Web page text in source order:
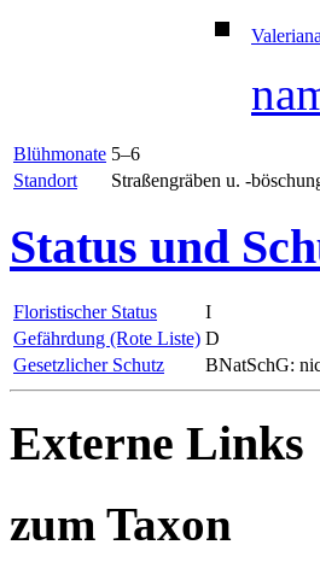
Blühmonate 5–6
Standort
Straßengräben u. -
Status und
Floristischer Status I
Gefährdung (Rote Liste) D
Gesetzlicher Schutz
BNatSchG:
Externe Links
zum Taxon